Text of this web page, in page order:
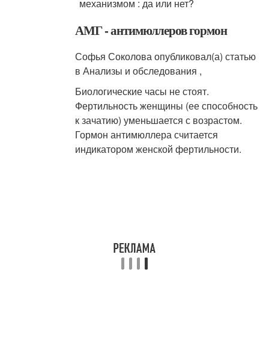
АМГ - антимюллеров гормон
Софья Соколова опубликовал(а) статью
в Анализы и обследования ,
Биологические часы не стоят.
Фертильность женщины (ее способность
к зачатию) уменьшается с возрастом.
Гормон антимюллера считается
индикатором женской фертильности.